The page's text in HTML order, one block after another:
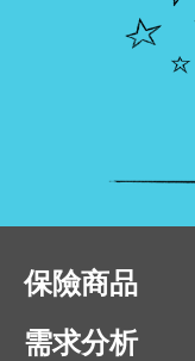
保險商品
需求分析